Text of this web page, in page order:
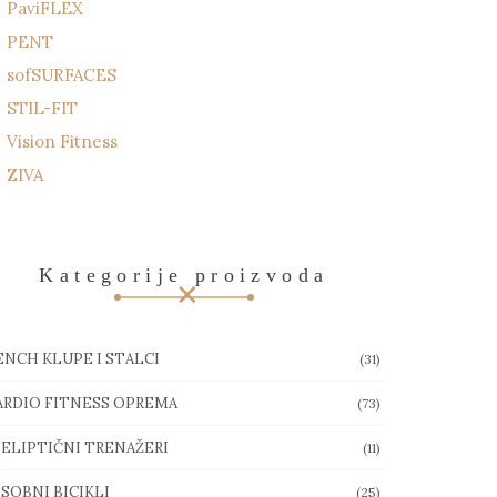
PaviFLEX
PENT
sofSURFACES
STIL-FIT
Vision Fitness
ZIVA
Kategorije proizvoda
KLUPE I STALCI (31)
FITNESS OPREMA (73)
ELIPTIČNI TRENAŽERI (11)
SOBNI BICIKLI (25)